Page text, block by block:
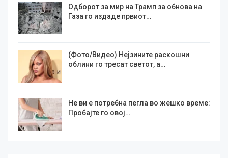
Одборот за мир на Трамп за обнова на
Газа го издаде првиот…
(Фото/Видео) Нејзините раскошни
облини го тресат светот, а…
Не ви е потребна пегла во жешко време:
Пробајте го овој…